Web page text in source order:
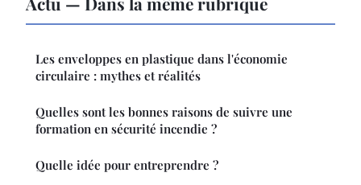
Les enveloppes en plastique dans l'économie
circulaire : mythes et réalités
Quelles sont les bonnes raisons de suivre une
formation en sécurité incendie ?
Quelle idée pour entreprendre ?